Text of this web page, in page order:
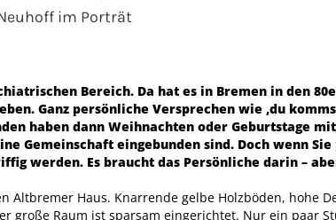
im Porträt
Bereich. Da hat es in Bremen in den
Ganz persönliche Versprechen wie ‚du
haben dann Weihnachten oder Geburtstage
Gemeinschaft eingebunden sind. Doch wenn
werden. Es braucht das Persönliche darin –
Altbremer Haus. Knarrende gelbe Holzböden, hohe
große Raum ist sparsam eingerichtet. Nur ein paar